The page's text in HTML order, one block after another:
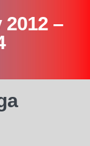
2012 –